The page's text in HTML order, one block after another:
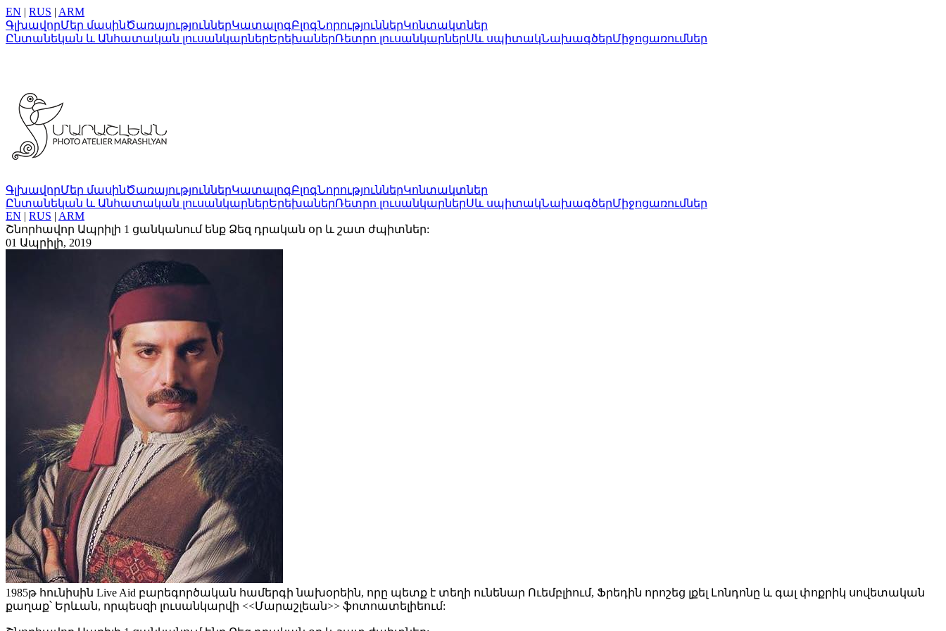
EN | RUS | ARM
ԳլխավորՄեր մասինԾառայություններԿատալոգԲլոգՆորություններԿոնտակտներ
Ընտանեկան և Անհատական լուսանկարներԵրեխաներՌետրո լուսանկարներՍև սպիտակՆախագծերՄիջոցառումներ
ԳլխավորՄեր մասինԾառայություններԿատալոգԲլոգՆորություններԿոնտակտներ
Ընտանեկան և Անհատական լուսանկարներԵրեխաներՌետրո լուսանկարներՍև սպիտակՆախագծերՄիջոցառումներ
EN | RUS | ARM
Շնորհավոր Ապրիլի 1 ցանկանում ենք Ձեզ դրական օր և շատ ժպիտներ:
01 Ապրիլի, 2019
1985թ հունիսին Live Aid բարեգործական համերգի նախօրեին, որը պետք է տեղի ունենար Ուեմբլիում, Ֆրեդին որոշեց լքել Լոնդոնը և գալ փոքրիկ սովետական
քաղաք՝ Երևան, որպեսզի լուսանկարվի <<Մարաշլեան>> ֆոտոատելիեում: